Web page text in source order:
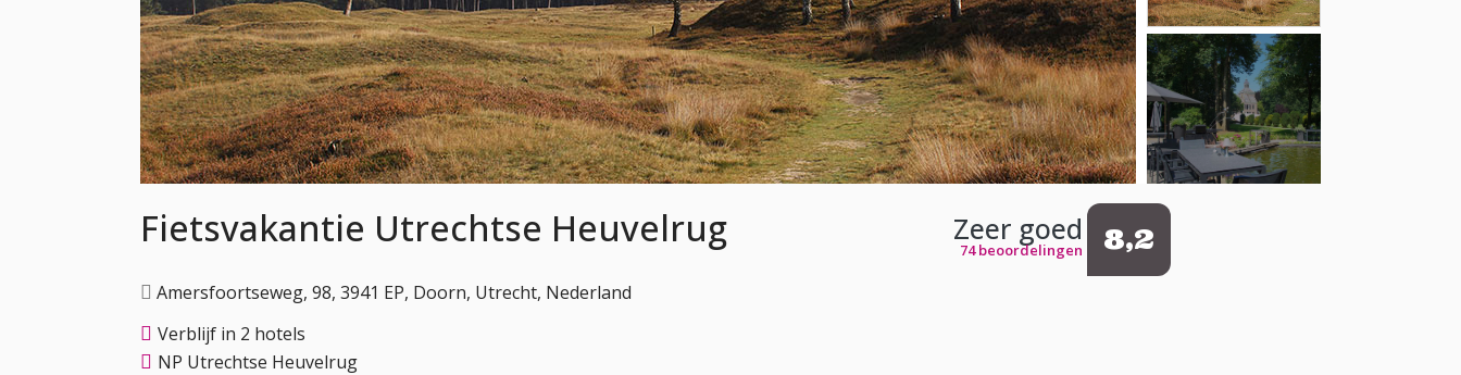
Fietsvakantie Utrechtse Heuvelrug
Amersfoortseweg, 98, 3941 EP, Doorn, Utrecht, Nederland
Zeer goed
74 beoordelingen 8,2
Verblijf in 2 hotels
NP Utrechtse Heuvelrug